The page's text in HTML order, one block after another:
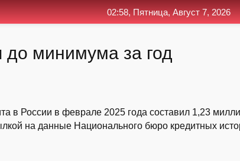
до минимума за год
в России в феврале 2025 года составил 1,23
на данные Национального бюро кредитных
02:58, Пятница, Август 7, 2026